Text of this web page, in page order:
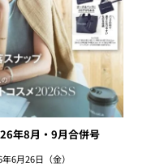
年8月・9月合併号
6月26日（金）